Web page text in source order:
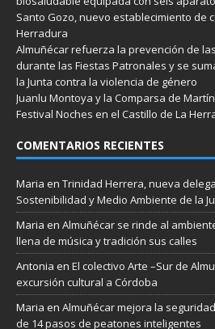
Santo Gozo, nuevo establecimiento de
Herradura
Almuñécar refuerza la prevención de
durante las Fiestas Patronales y se
la Junta contra la violencia de género
Juanlu Montoya y la Comparsa de
Festival Noches en el Castillo de La
COMENTARIOS RECIENTES
Maria en Trinidad Herrera, nueva
Sostenibilidad y Medio Ambiente de la
Maria en Almuñécar se rinde al
llena de música y tradición sus calles
Antonia en El colectivo Arte –Sur de
excursión cultural a Córdoba
Maria en Almuñécar mejora la
de 14 pasos de peatones inteligentes